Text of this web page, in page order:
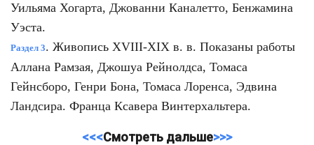
Уильяма Хогарта, Джованни Каналетто, Бенжамина
Уэста.
Раздел 3. Живопись XVIII-XIX в. в. Показаны работы
Аллана Рамзая, Джошуа Рейнолдса, Томаса
Гейнсборо, Генри Бона, Томаса Лоренса, Эдвина
Ландсира. Франца Ксавера Винтерхальтера.
<<<Смотреть дальше>>>